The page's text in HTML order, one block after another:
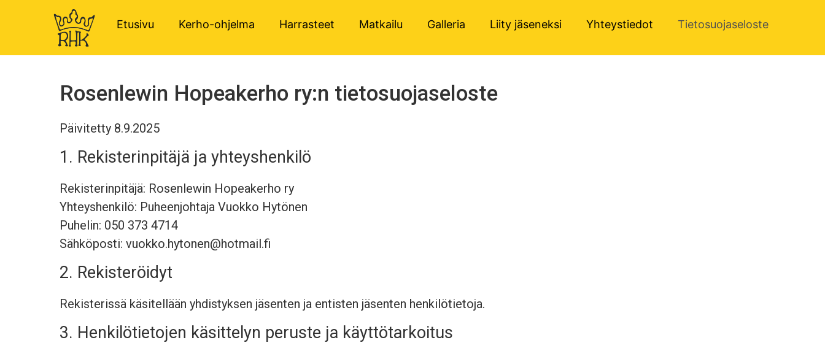
Etusivu Kerho-ohjelma Harrasteet Matkailu Galleria Liity jäseneksi Yhteystiedot Tietosuojaseloste
Tietosuojaseloste
Rosenlewin Hopeakerho ry:n tietosuojaseloste
Päivitetty 8.9.2025
1. Rekisterinpitäjä ja yhteyshenkilö
Rekisterinpitäjä: Rosenlewin Hopeakerho ry
Yhteyshenkilö: Puheenjohtaja Vuokko Hytönen
Puhelin: 050 373 4714
Sähköposti: vuokko.hytonen@hotmail.fi
2. Rekisteröidyt
Rekisterissä käsitellään yhdistyksen jäsenten ja entisten jäsenten henkilötietoja.
3. Henkilötietojen käsittelyn peruste ja käyttötarkoitus